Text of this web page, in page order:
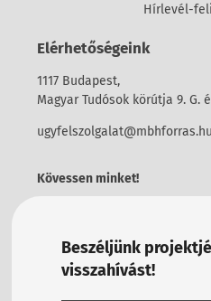
Hírlevél-
Elérhetőségeink
1117 Budapest,
Magyar Tudósok körútja 9. G.
ugyfelszolgalat@mbhforras.hu
Kövessen minket!
Beszéljünk
visszahívást!